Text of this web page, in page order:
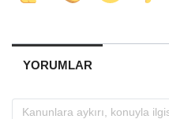
YORUMLAR